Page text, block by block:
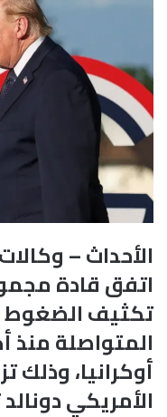
الأحداث – وكالات
اتفق قادة
تكثيف الضغوط
أوكرانيا، وذلك
الأمريكي